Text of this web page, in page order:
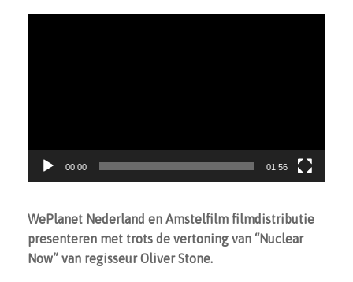
00:00 01:56
WePlanet Nederland en Amstelfilm filmdistributie
presenteren met trots de vertoning van “Nuclear
Now” van regisseur Oliver Stone.